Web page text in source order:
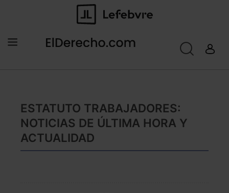
ESTATUTO TRABAJADORES:
NOTICIAS DE ÚLTIMA HORA Y
ACTUALIDAD